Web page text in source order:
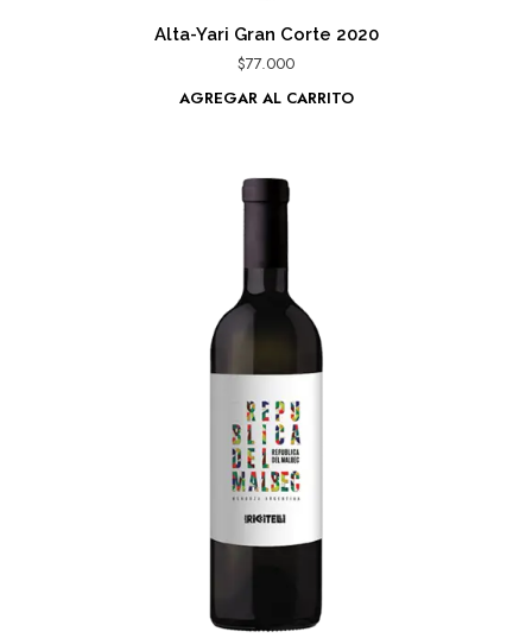
Alta-Yari Gran Corte 2020
$77.000
AGREGAR AL CARRITO